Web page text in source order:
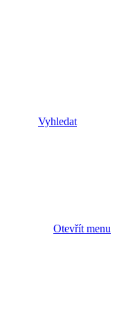
Vyhledat
Otevřít menu